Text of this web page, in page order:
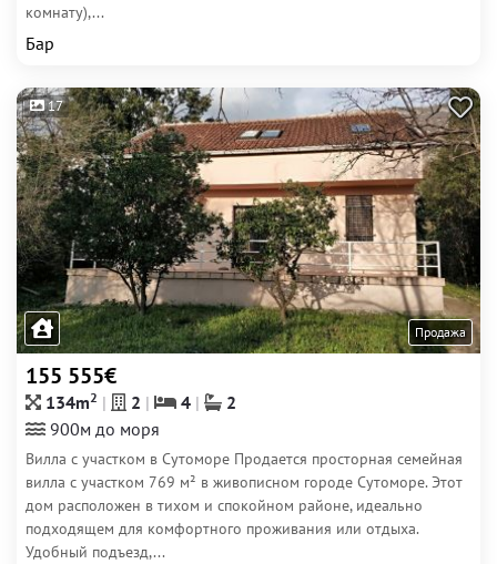
комнату),...
Бар
17
Продажа
155 555€
134m2 2 4
2
900м до моря
Вилла с участком в Сутоморе Продается просторная семейная
вилла с участком 769 м² в живописном городе Сутоморе. Этот
дом расположен в тихом и спокойном районе, идеально
подходящем для комфортного проживания или отдыха.
Удобный подъезд,...